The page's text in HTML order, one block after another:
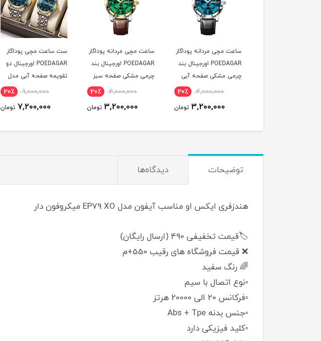
ساعت مچی مردانه پوداگار
POEDAGAR اورجينال بند
چرمی مشکی صفحه آبی
نسخه اروپايی
4,000,000 20٪
3,200,000 تومان
ساعت مچی مردانه پوداگار
POEDAGAR اورجينال بند
چرمی مشکی صفحه سبز
نسخه اروپايی
4,000,000 20٪
3,200,000 تومان
ست ساعت مچی پوداگار
POEDAGAR اورجينال دو
تقويمه صفحه آبی مدل
9,000,000 20٪
7,200,000 تومان
توضیحات دیدگاه‌ها
هندزفری ایکس او مناسب آیفون مدل EP79 XO میکروفون دار
🏷️قیمت تخفیفی 490 (ارسال رایگان)
❌ قیمت فروشگاه های رقیب 550+م
🌈 رنگ سفید
▫️نوع اتصال با سیم
▫️فرکانس 20 الی 20000 هرتز
▫️جنس بدنه Abs + Tpe
▫️کلید فیزیکی دارد